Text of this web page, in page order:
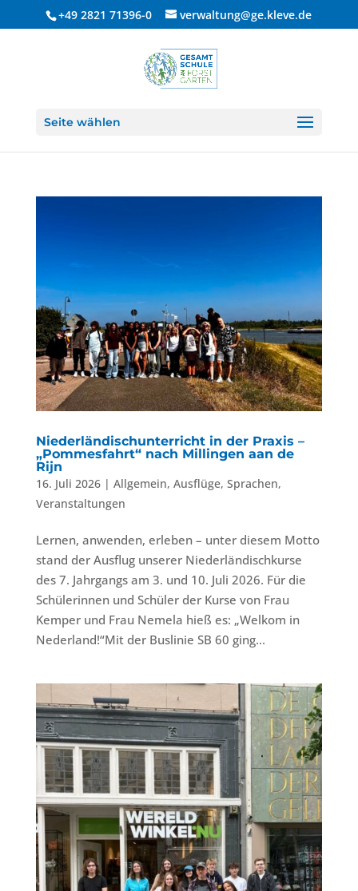
+49 2821 71396-0 verwaltung@ge.kleve.de
Seite wählen
Niederländischunterricht in der Praxis –
„Pommesfahrt“ nach Millingen aan de
Rijn
16. Juli 2026| Allgemein, Ausflüge, Sprachen,
Veranstaltungen
Lernen, anwenden, erleben – unter diesem Motto
stand der Ausflug unserer Niederländischkurse
des 7. Jahrgangs am 3. und 10. Juli 2026. Für die
Schülerinnen und Schüler der Kurse von Frau
Kemper und Frau Nemela hieß es: „Welkom in
Nederland!“Mit der Buslinie SB 60 ging...